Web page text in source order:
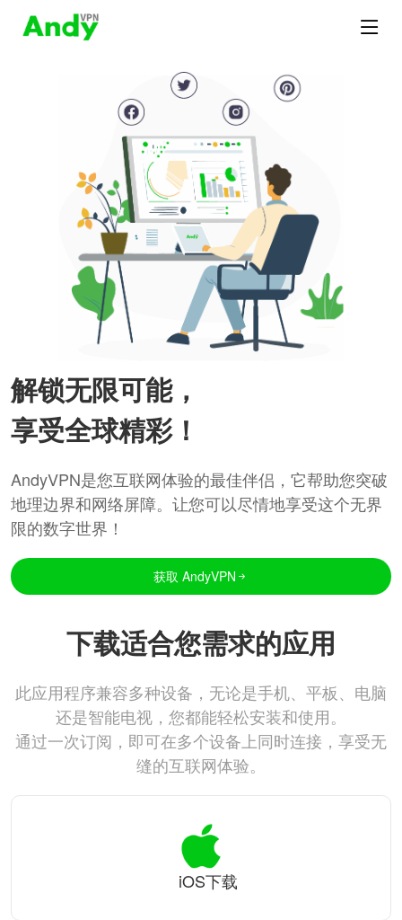
解锁无限可能，
享受全球精彩！
AndyVPN是您互联网体验的最佳伴侣，它帮助您突破
地理边界和网络屏障。让您可以尽情地享受这个无界
限的数字世界！
获取 AndyVPN
下载适合您需求的应用
此应用程序兼容多种设备，无论是手机、平板、电脑
还是智能电视，您都能轻松安装和使用。
通过一次订阅，即可在多个设备上同时连接，享受无
缝的互联网体验。
iOS下载